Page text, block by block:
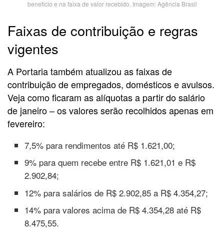
benefício e na faixa de valor recebido. Imagem: Agência Brasil
Faixas de contribuição e regras
vigentes
A Portaria também atualizou as faixas de
contribuição de empregados, domésticos e avulsos.
Veja como ficaram as alíquotas a partir do salário
de janeiro – os valores serão recolhidos apenas em
fevereiro:
7,5% para rendimentos até R$ 1.621,00;
9% para quem recebe entre R$ 1.621,01 e R$
2.902,84;
12% para salários de R$ 2.902,85 a R$ 4.354,27;
14% para valores acima de R$ 4.354,28 até R$
8.475,55.